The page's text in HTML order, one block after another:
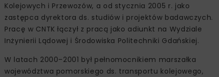
Kolejowych i Przewozów, a od stycznia 2005 r. jako
zastępca dyrektora ds. studiów i projektów badawczych.
Pracę w CNTK łączył z pracą jako adiunkt na Wydziale
Inżynierii Lądowej i Środowiska Politechniki Gdańskiej.
W latach 2000–2001 był pełnomocnikiem marszałka
województwa pomorskiego ds. transportu kolejowego,